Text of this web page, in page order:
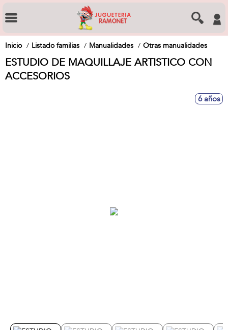
Inicio Listado familias Manualidades Otras manualidades
ESTUDIO DE MAQUILLAJE ARTISTICO CON
ACCESORIOS
6 años